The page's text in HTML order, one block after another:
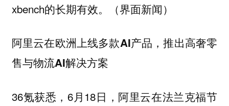
xbench的长期有效。（界面新闻）
阿里云在欧洲上线多款AI产品，推出高奢零
售与物流AI解决方案
36氪获悉，6月18日，阿里云在法兰克福节